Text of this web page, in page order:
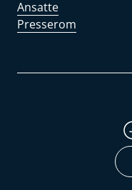
Ansatte
Presserom